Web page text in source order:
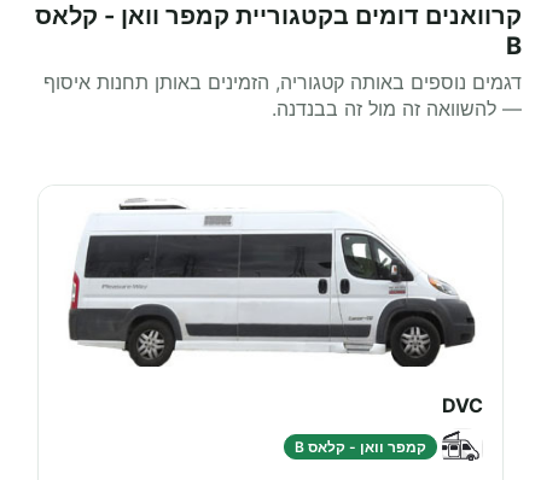
קרוואנים דומים בקטגוריית קמפר וואן - קלאס
B
דגמים נוספים באותה קטגוריה, הזמינים באותן תחנות איסוף
— להשוואה זה מול זה בבנדנה.
DVC
קמפר וואן - קלאס B